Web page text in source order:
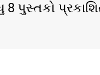
8 પુસ્તકો